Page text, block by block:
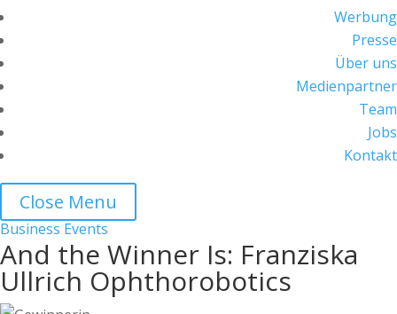
Werbung
Presse
Über uns
Medienpartner
Team
Jobs
Kontakt
Close Menu
Business Events
And the Winner Is: Franziska
Ullrich Ophthorobotics